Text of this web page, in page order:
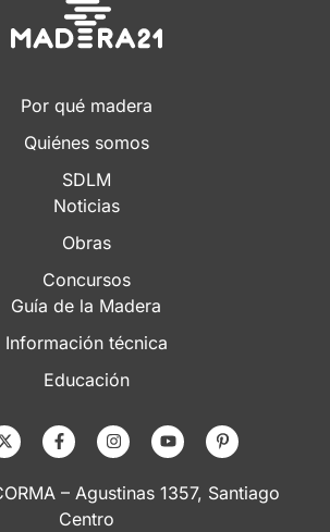
Por qué madera
Quiénes somos
SDLM
Noticias
Obras
Concursos
Guía de la Madera
Información técnica
Educación
– Agustinas 1357, Santiago
Centro